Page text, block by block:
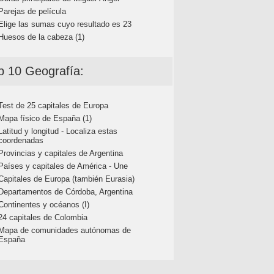
de película
las sumas cuyo resultado es 23
de la cabeza (1)
10 Geografía:
de 25 capitales de Europa
físico de España (1)
y longitud - Localiza estas
y capitales de Argentina
y capitales de América - Une
de Europa (también Eurasia)
de Córdoba, Argentina
y océanos (I)
capitales de Colombia
de comunidades autónomas de